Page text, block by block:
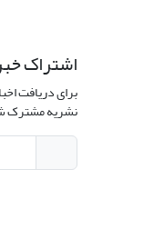
اشتراک
برای دریافت
نشریه مشترک